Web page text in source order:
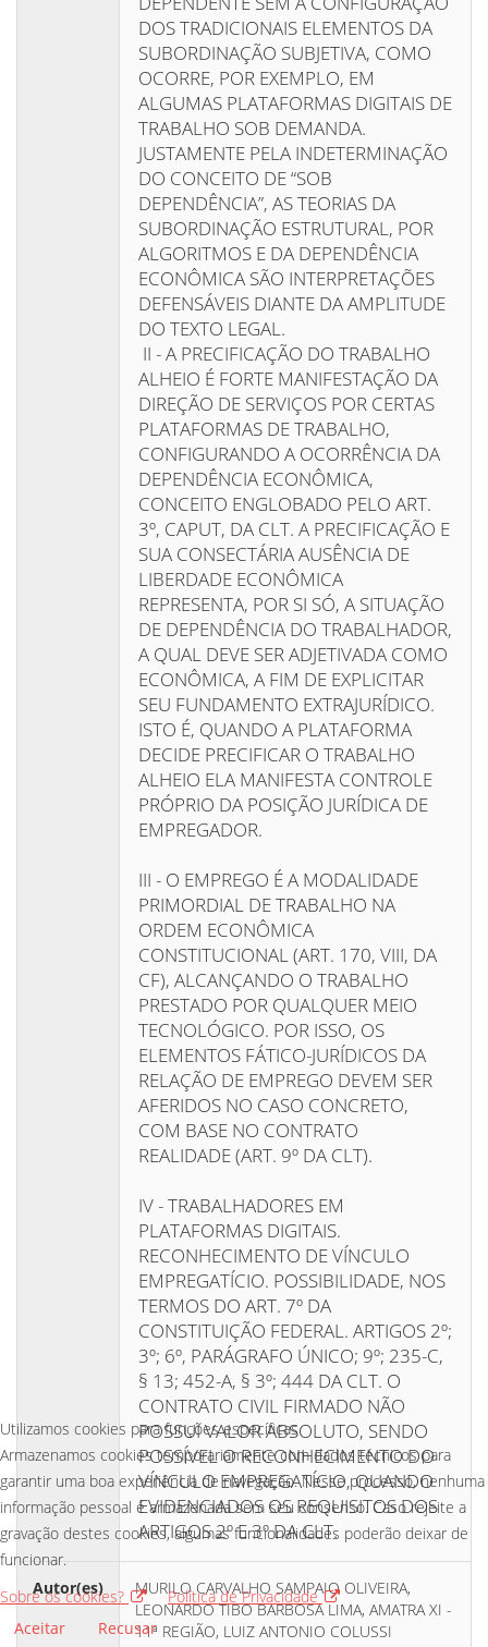
DOS TRADICIONAIS ELEMENTOS DA
SUBORDINAÇÃO SUBJETIVA, COMO
OCORRE, POR EXEMPLO, EM
ALGUMAS PLATAFORMAS DIGITAIS DE
TRABALHO SOB DEMANDA.
JUSTAMENTE PELA INDETERMINAÇÃO
DO CONCEITO DE “SOB
DEPENDÊNCIA”, AS TEORIAS DA
SUBORDINAÇÃO ESTRUTURAL, POR
ALGORITMOS E DA DEPENDÊNCIA
ECONÔMICA SÃO INTERPRETAÇÕES
DEFENSÁVEIS DIANTE DA AMPLITUDE
DO TEXTO LEGAL.
II - A PRECIFICAÇÃO DO TRABALHO
ALHEIO É FORTE MANIFESTAÇÃO DA
DIREÇÃO DE SERVIÇOS POR CERTAS
PLATAFORMAS DE TRABALHO,
CONFIGURANDO A OCORRÊNCIA DA
DEPENDÊNCIA ECONÔMICA,
CONCEITO ENGLOBADO PELO ART.
3º, CAPUT, DA CLT. A PRECIFICAÇÃO E
SUA CONSECTÁRIA AUSÊNCIA DE
LIBERDADE ECONÔMICA
REPRESENTA, POR SI SÓ, A SITUAÇÃO
DE DEPENDÊNCIA DO TRABALHADOR,
A QUAL DEVE SER ADJETIVADA COMO
ECONÔMICA, A FIM DE EXPLICITAR
SEU FUNDAMENTO EXTRAJURÍDICO.
ISTO É, QUANDO A PLATAFORMA
DECIDE PRECIFICAR O TRABALHO
ALHEIO ELA MANIFESTA CONTROLE
PRÓPRIO DA POSIÇÃO JURÍDICA DE
EMPREGADOR.
III - O EMPREGO É A MODALIDADE
PRIMORDIAL DE TRABALHO NA
ORDEM ECONÔMICA
CONSTITUCIONAL (ART. 170, VIII, DA
CF), ALCANÇANDO O TRABALHO
PRESTADO POR QUALQUER MEIO
TECNOLÓGICO. POR ISSO, OS
ELEMENTOS FÁTICO-JURÍDICOS DA
RELAÇÃO DE EMPREGO DEVEM SER
AFERIDOS NO CASO CONCRETO,
COM BASE NO CONTRATO
REALIDADE (ART. 9º DA CLT).
IV - TRABALHADORES EM
PLATAFORMAS DIGITAIS.
RECONHECIMENTO DE VÍNCULO
EMPREGATÍCIO. POSSIBILIDADE, NOS
TERMOS DO ART. 7º DA
CONSTITUIÇÃO FEDERAL. ARTIGOS 2º;
3º; 6º, PARÁGRAFO ÚNICO; 9º; 235-C,
§ 13; 452-A, § 3º; 444 DA CLT. O
CONTRATO CIVIL FIRMADO NÃO
POSSUI VALOR ABSOLUTO, SENDO
POSSÍVEL O RECONHECIMENTO DO
VÍNCULO EMPREGATÍCIO, QUANDO
EVIDENCIADOS OS REQUISITOS DOS
ARTIGOS 2º E 3º DA CLT.
Autor(es)
MURILO CARVALHO SAMPAIO OLIVEIRA,
LEONARDO TIBO BARBOSA LIMA, AMATRA XI -
11ª REGIÃO, LUIZ ANTONIO COLUSSI
Utilizamos cookies para funções específicas
Armazenamos cookies temporariamente com dados técnicos para
garantir uma boa experiência de navegação. Nesse processo, nenhuma
informação pessoal é armazenada sem seu consenso. Caso rejeite a
gravação destes cookies, algumas funcionalidades poderão deixar de
funcionar.
Sobre os cookies?
Política de Privacidade
Aceitar
Recusar